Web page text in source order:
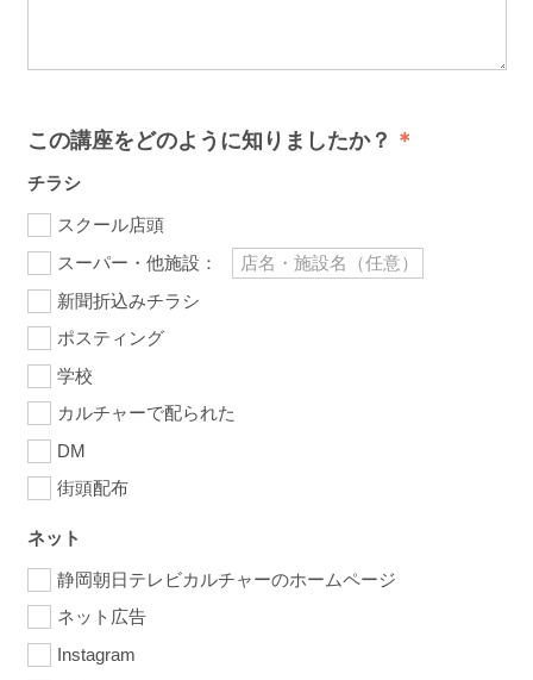
この講座をどのように知りましたか？
チラシ
スクール店頭
スーパー・他施設：
新聞折込みチラシ
ポスティング
学校
カルチャーで配られた
DM
街頭配布
ネット
静岡朝日テレビカルチャーのホームページ
ネット広告
Instagram